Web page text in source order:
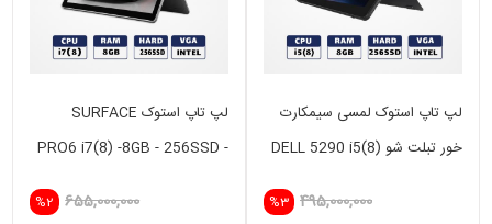
لپ تاپ استوک لمسی سیمکارت
خور تبلت شو DELL 5290 i5(8)
%3 495,000,000
لپ تاپ استوک SURFACE
PRO6 i7(8) -8GB - 256SSD -
%2 655,000,000